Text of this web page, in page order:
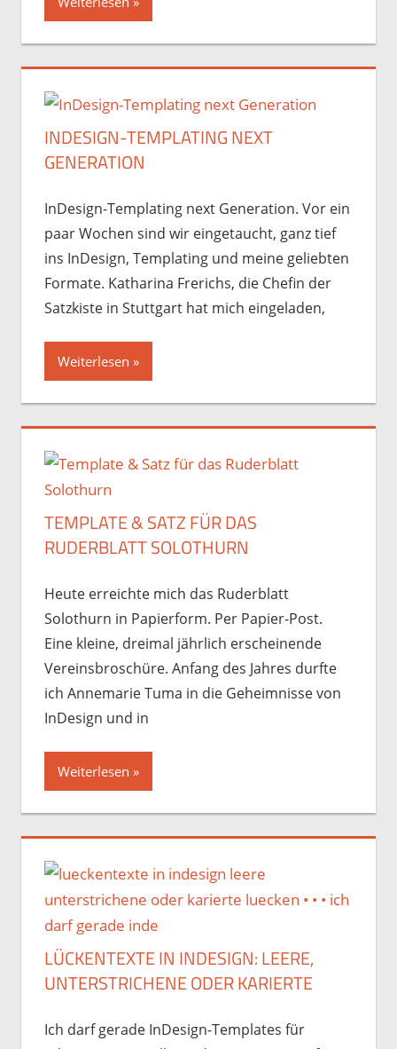
INDESIGN-TEMPLATING NEXT
GENERATION
InDesign-Templating next Generation. Vor ein
paar Wochen sind wir eingetaucht, ganz tief
ins InDesign, Templating und meine geliebten
Formate. Katharina Frerichs, die Chefin der
Satzkiste in Stuttgart hat mich eingeladen,
Weiterlesen
TEMPLATE & SATZ FÜR DAS
RUDERBLATT SOLOTHURN
Heute erreichte mich das Ruderblatt
Solothurn in Papierform. Per Papier-Post.
Eine kleine, dreimal jährlich erscheinende
Vereinsbroschüre. Anfang des Jahres durfte
ich Annemarie Tuma in die Geheimnisse von
InDesign und in
Weiterlesen
LÜCKENTEXTE IN INDESIGN: LEERE,
UNTERSTRICHENE ODER KARIERTE
Ich darf gerade InDesign-Templates für